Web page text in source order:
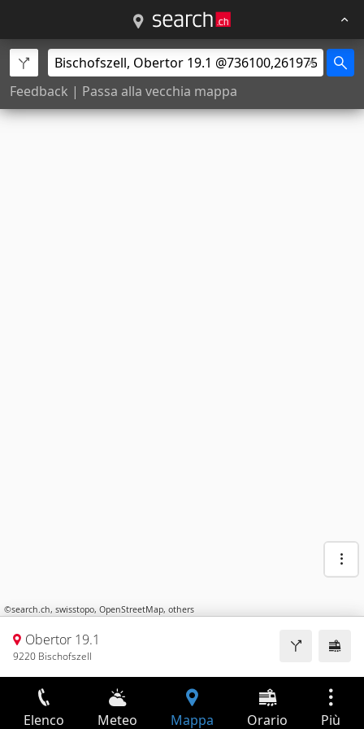
Feedback | Passa alla vecchia mappa
©search.ch, swisstopo, OpenStreetMap, others
Obertor 19.1
9220 Bischofszell
Elenco Meteo Mappa Orario Più